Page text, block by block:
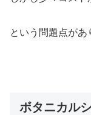
という問題点があ
ボタニカル